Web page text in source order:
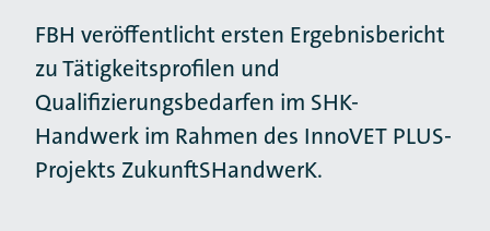
FBH veröffentlicht ersten Ergebnisbericht
zu Tätigkeitsprofilen und
Qualifizierungsbedarfen im SHK-
Handwerk im Rahmen des InnoVET PLUS-
Projekts ZukunftSHandwerK.